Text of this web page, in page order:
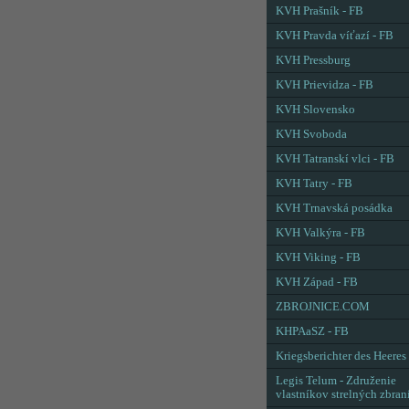
KVH Prašník - FB
KVH Pravda víťazí - FB
KVH Pressburg
KVH Prievidza - FB
KVH Slovensko
KVH Svoboda
KVH Tatranskí vlci - FB
KVH Tatry - FB
KVH Trnavská posádka
KVH Valkýra - FB
KVH Viking - FB
KVH Západ - FB
ZBROJNICE.COM
KHPAaSZ - FB
Kriegsberichter des Heeres
Legis Telum - Združenie
vlastníkov strelných